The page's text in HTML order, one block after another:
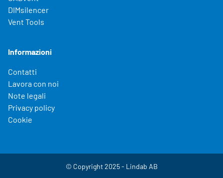
DIMsilencer
Vent Tools
Informazioni
Contatti
Lavora con noi
Note legali
Privacy policy
Cookie
© Copyright 2025 - Lindab AB